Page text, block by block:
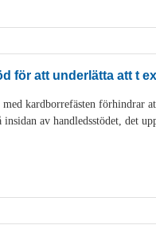
för att underlätta att t
med kardborrefästen förhindrar
av handledsstödet, det